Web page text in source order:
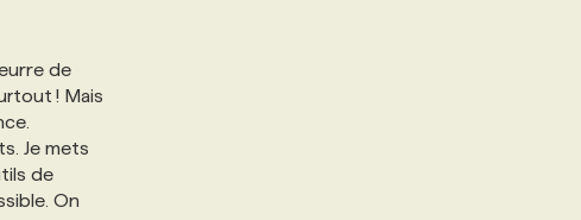
de
! Mais
Je mets
de
On